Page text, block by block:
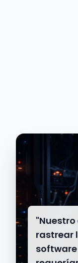
rastrear